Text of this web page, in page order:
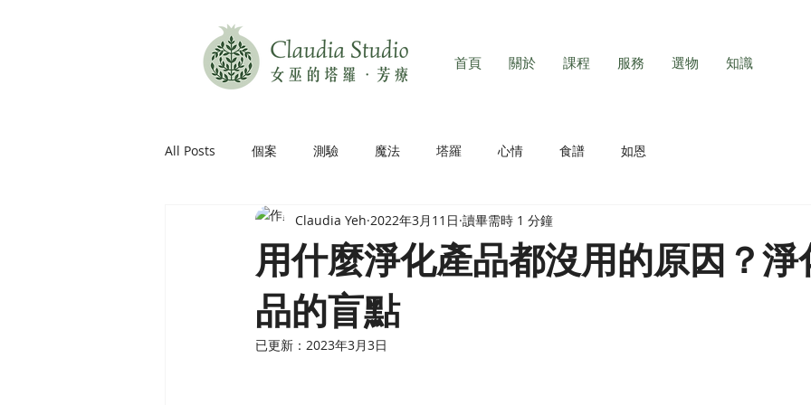
首頁 關於 課程 服務 選物 知識
All Posts 個案 測驗 魔法 塔羅 心情 食譜 如恩
用什麼淨化產品都沒用的原因？淨
品的盲點
Claudia Yeh 2022年3月11日 讀畢需時 1 分鐘
已更新： 2023年3月3日